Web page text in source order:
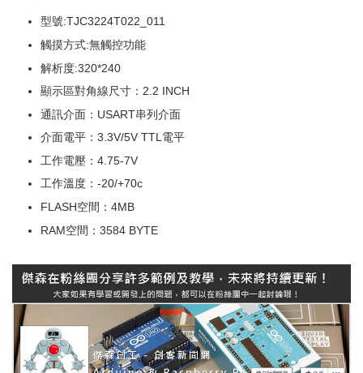
型號:TJC3224T022_011
觸摸方式:無觸控功能
解析度:320*240
顯示區對角線尺寸：2.2 INCH
通訊介面：USART串列介面
介面電平：3.3V/5V TTL電平
工作電壓：4.75-7V
工作溫度：-20/+70c
FLASH空間：4MB
RAM空間：3584 BYTE